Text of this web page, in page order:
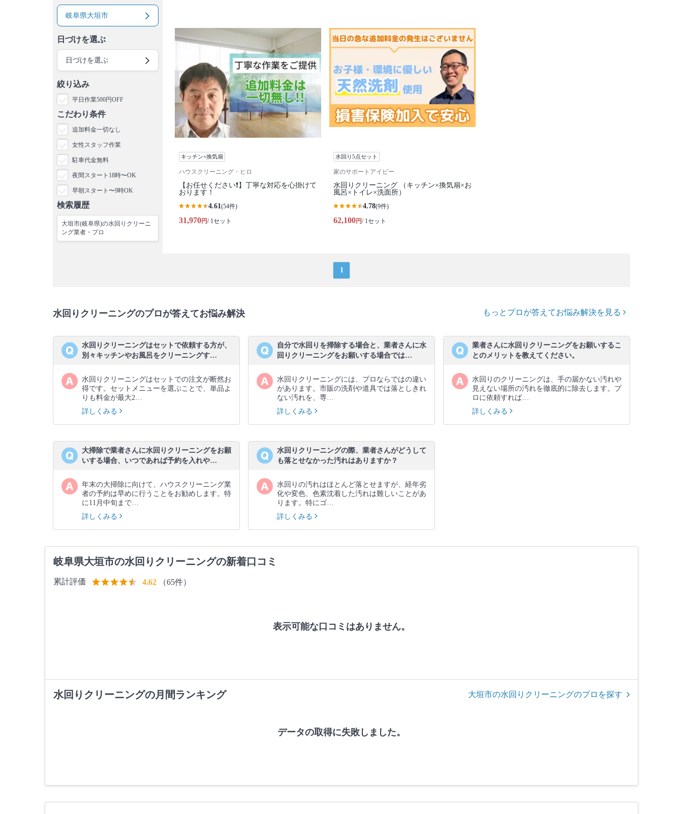
岐阜県大垣市
日づけを選ぶ
日づけを選ぶ
絞り込み
平日作業500円OFF
こだわり条件
追加料金一切なし
女性スタッフ作業
駐車代金無料
夜間スタート18時〜OK
早朝スタート〜9時OK
検索履歴
大垣市(岐阜県)の水回りクリーニ
ング業者・プロ
キッチン×換気扇
ハウスクリーニング・ヒロ
【お任せください❗️】丁寧な対応を心掛けて
おります！
4.61(54件)
31,970円/ 1セット
水回り5点セット
家のサポートアイビー
水回りクリーニング （キッチン×換気扇×お
風呂×トイレ×洗面所）
4.78(9件)
62,100円/ 1セット
1
水回りクリーニングのプロが答えてお悩み解決 もっとプロが答えてお悩み解決を見る
水回りクリーニングはセットで依頼する方が、
別々キッチンやお風呂をクリーニングす…
水回りクリーニングはセットでの注文が断然お
得です。セットメニューを選ぶことで、単品よ
りも料金が最大2…
詳しくみる
自分で水回りを掃除する場合と、業者さんに水
回りクリーニングをお願いする場合では…
水回りクリーニングには、プロならではの違い
があります。市販の洗剤や道具では落としきれ
ない汚れを、専…
詳しくみる
業者さんに水回りクリーニングをお願いするこ
とのメリットを教えてください。
水回りのクリーニングは、手の届かない汚れや
見えない場所の汚れを徹底的に除去します。プ
ロに依頼すれば…
詳しくみる
大掃除で業者さんに水回りクリーニングをお願
いする場合、いつであれば予約を入れや…
年末の大掃除に向けて、ハウスクリーニング業
者の予約は早めに行うことをお勧めします。特
に11月中旬まで…
詳しくみる
水回りクリーニングの際、業者さんがどうして
も落とせなかった汚れはありますか？
水回りの汚れはほとんど落とせますが、経年劣
化や変色、色素沈着した汚れは難しいことがあ
ります。特にゴ…
詳しくみる
岐阜県大垣市の水回りクリーニングの新着口コミ
累計評価 4.62 （65件）
表示可能な口コミはありません。
水回りクリーニングの月間ランキング 大垣市の水回りクリーニングのプロを探す
データの取得に失敗しました。